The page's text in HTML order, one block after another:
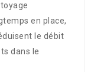
en place,
le débit
dans le